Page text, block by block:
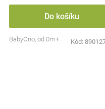
Do košíku
BabyOno, od 0m+ Kód: